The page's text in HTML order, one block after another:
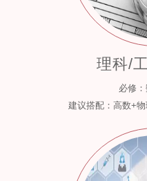
理科/
必修
建议搭配：高数+